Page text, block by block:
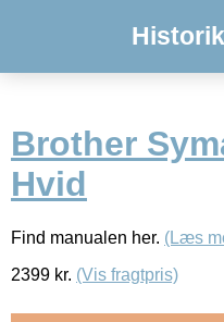
Brother
Hvid
Find manualen her. (Læs
2399 kr. (Vis fragtpris)